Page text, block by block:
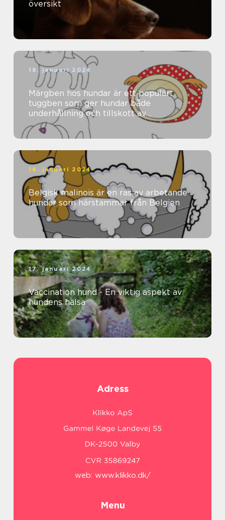
översikt
18. januari 2024
Märgben hos hundar är ett populärt
tuggben som ger hundar både
underhållning och tillskott av
näringsämnen
18. januari 2024
Belgisk malinois är en ras av arbetande
hundar som härstammar från Belgien
17. januari 2024
Vaccination hund - En viktig aspekt av
hundens hälsa
Adress
web: www.klikko.dk/
Menu